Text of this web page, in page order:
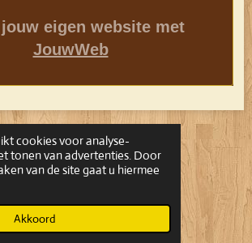
cookies voor analyse-
tonen van advertenties. Door
van de site gaat u hiermee
Akkoord
jouw eigen website met
JouwWeb